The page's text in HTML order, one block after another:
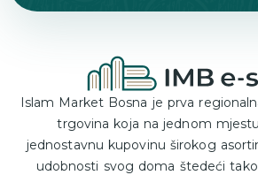
Islam Market Bosna je prva
trgovina koja na jednom
jednostavnu kupovinu širokog
udobnosti svog doma štedeći